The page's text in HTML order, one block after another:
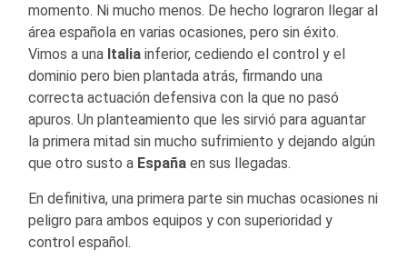
momento. Ni mucho menos. De hecho lograron llegar al
área española en varias ocasiones, pero sin éxito.
Vimos a una Italia inferior, cediendo el control y el
dominio pero bien plantada atrás, firmando una
correcta actuación defensiva con la que no pasó
apuros. Un planteamiento que les sirvió para aguantar
la primera mitad sin mucho sufrimiento y dejando algún
que otro susto a España en sus llegadas.
En definitiva, una primera parte sin muchas ocasiones ni
peligro para ambos equipos y con superioridad y
control español.